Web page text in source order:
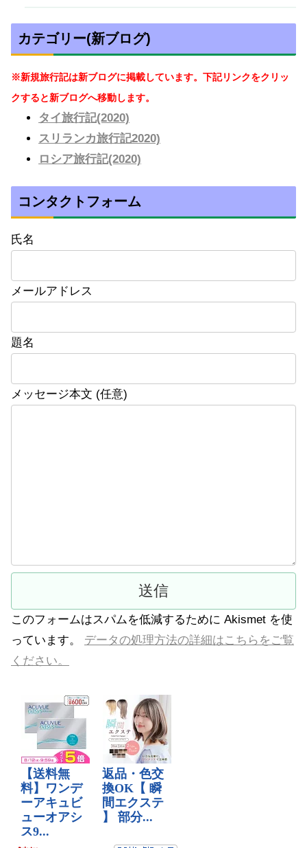
カテゴリー(新ブログ)
※新規旅行記は新ブログに掲載しています。下記リンクをクリッ
クすると新ブログへ移動します。
タイ旅行記(2020)
スリランカ旅行記2020)
ロシア旅行記(2020)
コンタクトフォーム
氏名
メールアドレス
題名
メッセージ本文 (任意)
このフォームはスパムを低減するために Akismet を使
っています。 データの処理方法の詳細はこちらをご覧
ください。